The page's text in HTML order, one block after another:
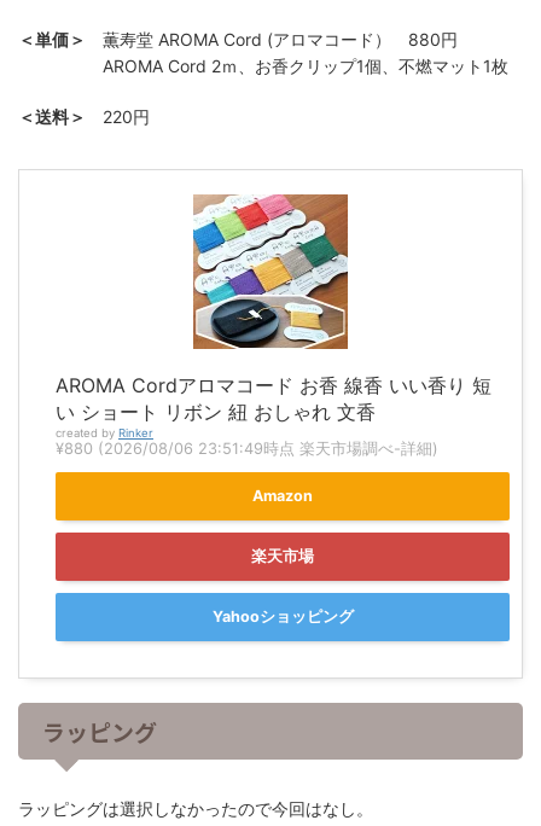
＜単価＞
薫寿堂 AROMA Cord (アロマコード） 880円
AROMA Cord 2ｍ、お香クリップ1個、不燃マット1枚
＜送料＞ 220円
AROMA Cordアロマコード お香 線香 いい香り 短
い ショート リボン 紐 おしゃれ 文香
created by Rinker
¥880 (2026/08/06 23:51:49時点 楽天市場調べ-詳細)
Amazon
楽天市場
Yahooショッピング
ラッピング
ラッピングは選択しなかったので今回はなし。